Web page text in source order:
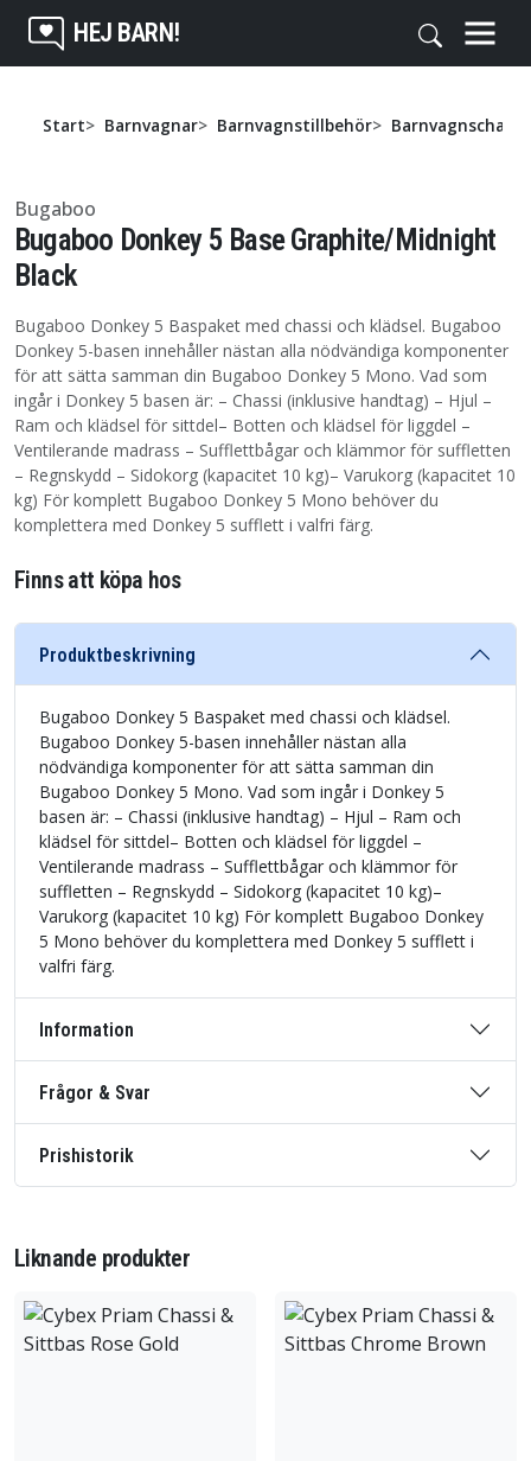
HEJ BARN!
Start Barnvagnar Barnvagnstillbehör
Bugaboo
Bugaboo Donkey 5 Base Graphite/Midnight
Black
Bugaboo Donkey 5 Baspaket med chassi och klädsel. Bugaboo
Donkey 5-basen innehåller nästan alla nödvändiga komponenter
för att sätta samman din Bugaboo Donkey 5 Mono. Vad som
ingår i Donkey 5 basen är: – Chassi (inklusive handtag) – Hjul –
Ram och klädsel för sittdel– Botten och klädsel för liggdel –
Ventilerande madrass – Sufflettbågar och klämmor för suffletten
– Regnskydd – Sidokorg (kapacitet 10 kg)– Varukorg (kapacitet 10
kg) För komplett Bugaboo Donkey 5 Mono behöver du
komplettera med Donkey 5 sufflett i valfri färg.
Finns att köpa hos
Produktbeskrivning
Bugaboo Donkey 5 Baspaket med chassi och klädsel.
Bugaboo Donkey 5-basen innehåller nästan alla
nödvändiga komponenter för att sätta samman din
Bugaboo Donkey 5 Mono. Vad som ingår i Donkey 5
basen är: – Chassi (inklusive handtag) – Hjul – Ram och
klädsel för sittdel– Botten och klädsel för liggdel –
Ventilerande madrass – Sufflettbågar och klämmor för
suffletten – Regnskydd – Sidokorg (kapacitet 10 kg)–
Varukorg (kapacitet 10 kg) För komplett Bugaboo Donkey
5 Mono behöver du komplettera med Donkey 5 sufflett i
valfri färg.
Information
Frågor & Svar
Prishistorik
Liknande produkter